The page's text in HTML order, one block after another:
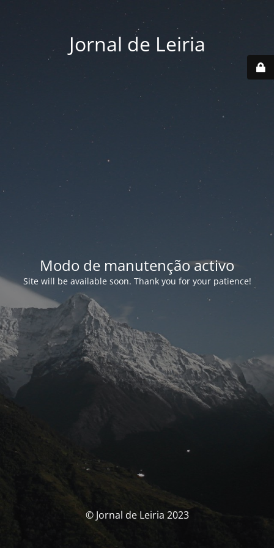
Jornal de Leiria
Modo de manutenção activo
Site will be available soon. Thank you for your patience!
© Jornal de Leiria 2023